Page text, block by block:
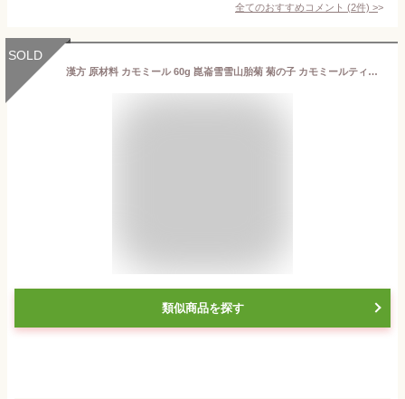
全てのおすすめコメント (2件) >
SOLD
漢方 原材料 カモミール 60g 崑崙雪雪山胎菊 菊の子 カモミールティー ハーブティー 健康茶 特級大朵胎菊 厳選大朵胎菊 養生茶 花茶 漢方 中國茶 天然無添加 クコ ナツメを組み合わせることができます 体が弱い方に 元気を上げる必要としたかたに 副作用なし
類似商品を探す